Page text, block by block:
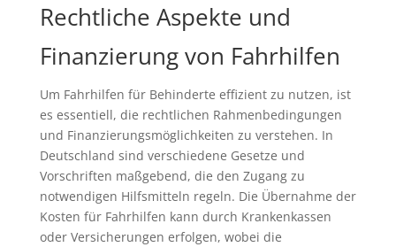
Rechtliche Aspekte und
Finanzierung von Fahrhilfen
Um Fahrhilfen für Behinderte effizient zu nutzen, ist
es essentiell, die rechtlichen Rahmenbedingungen
und Finanzierungsmöglichkeiten zu verstehen. In
Deutschland sind verschiedene Gesetze und
Vorschriften maßgebend, die den Zugang zu
notwendigen Hilfsmitteln regeln. Die Übernahme der
Kosten für Fahrhilfen kann durch Krankenkassen
oder Versicherungen erfolgen, wobei die